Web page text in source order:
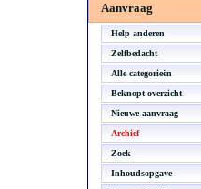
Aanvraag
Help anderen
Zelfbedacht
Alle categorieën
Beknopt overzicht
Nieuwe aanvraag
Archief
Zoek
Inhoudsopgave